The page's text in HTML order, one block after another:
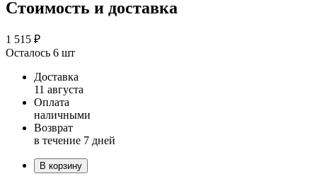
Стоимость и доставка
1 515 ₽
Осталось 6 шт
Доставка
11 августа
Оплата
наличными
Возврат
в течение 7 дней
В корзину